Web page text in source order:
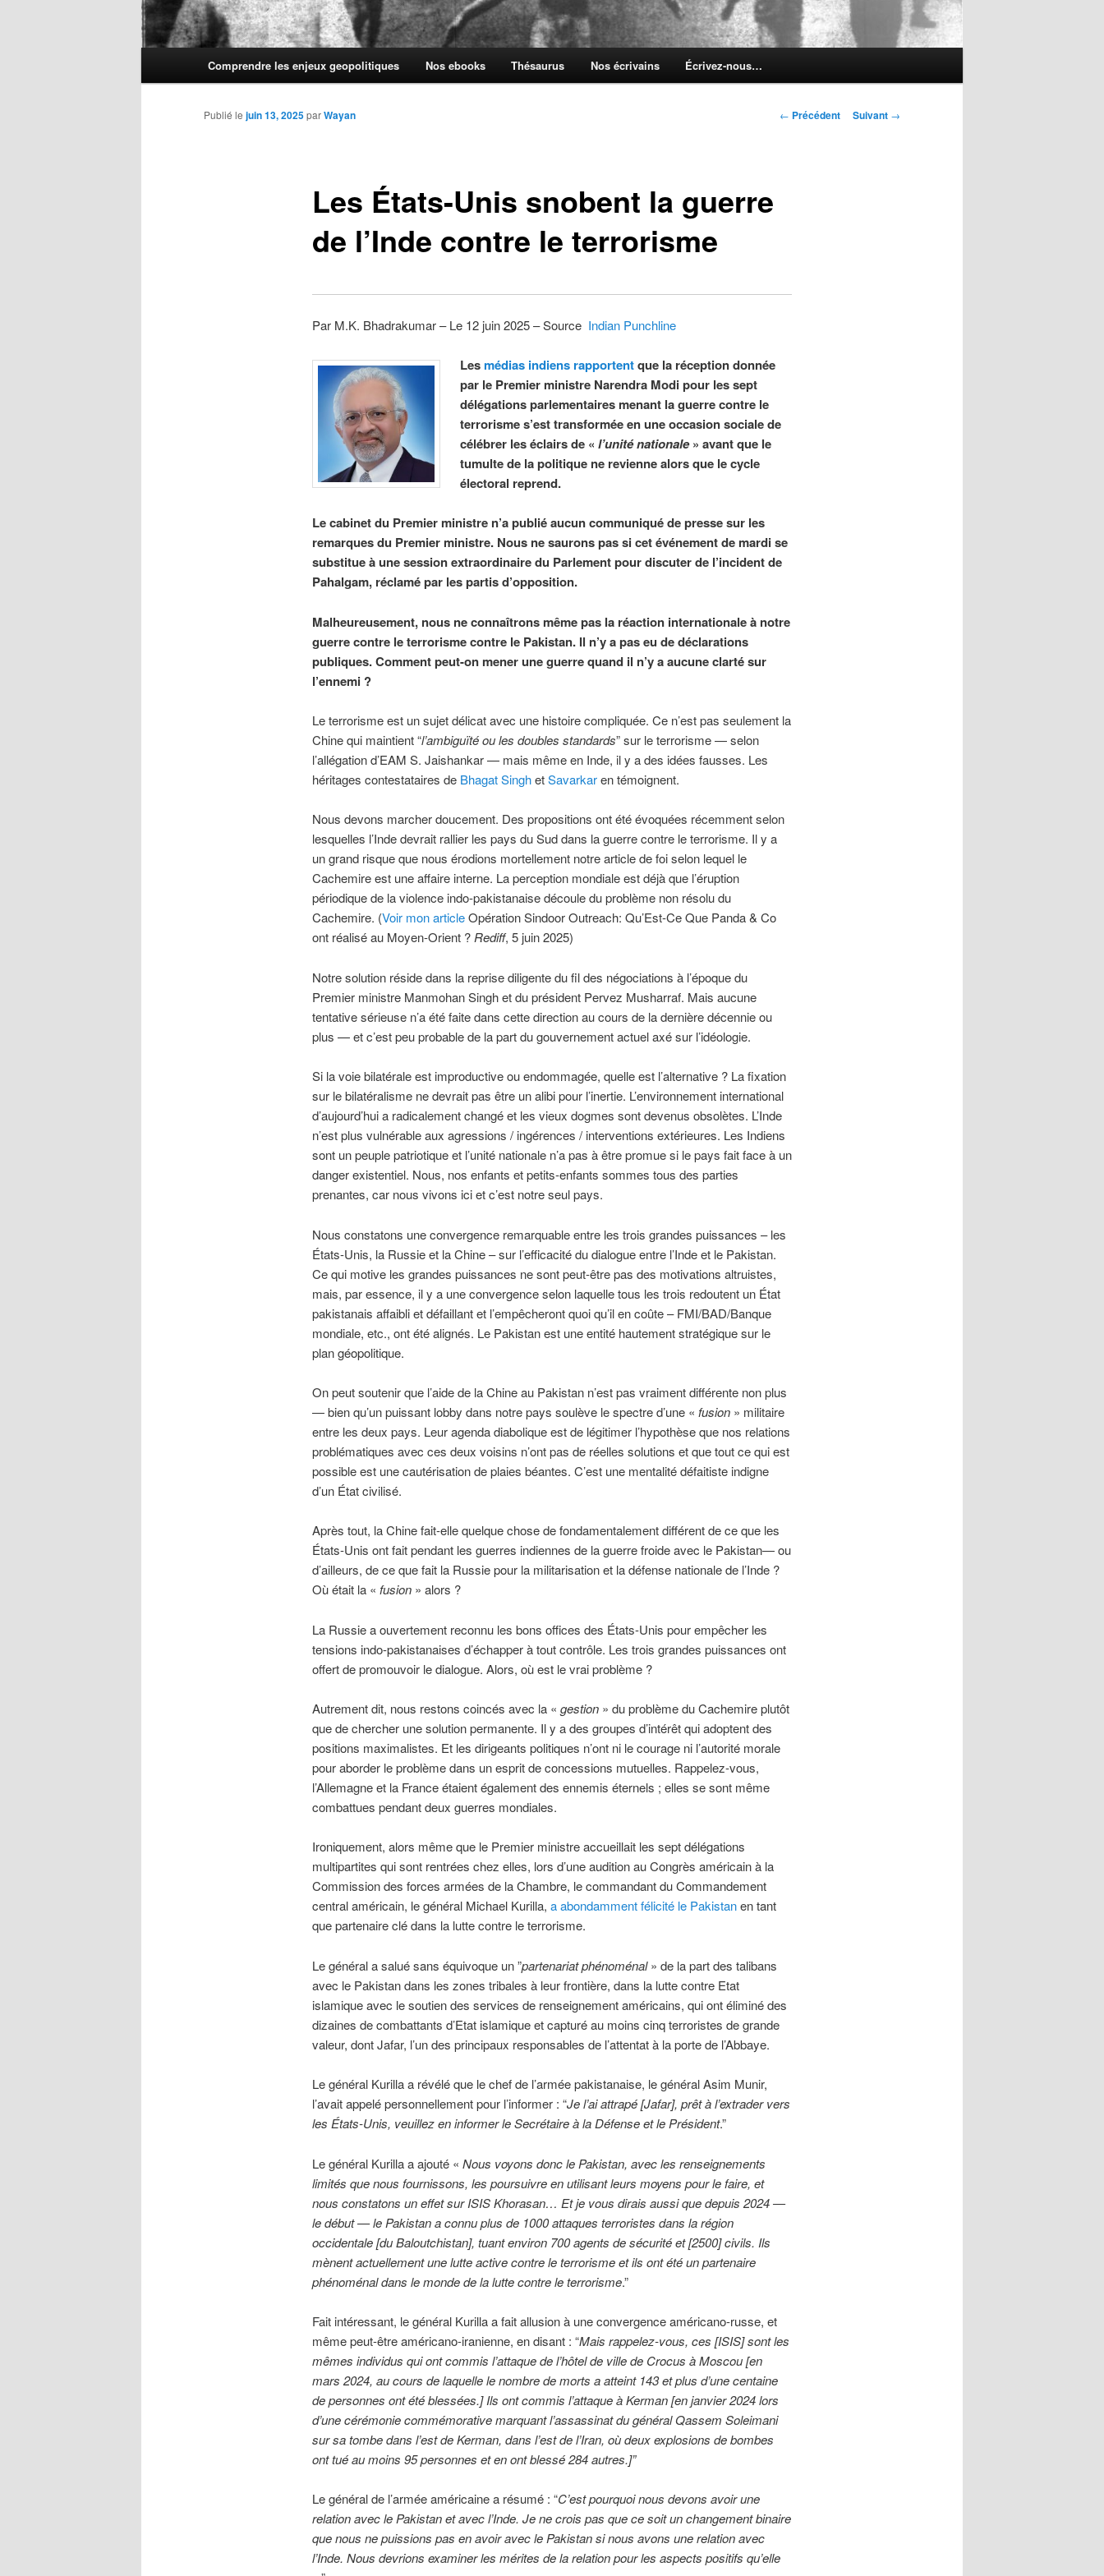
Comprendre les enjeux geopolitiques Nos ebooks Thésaurus Nos écrivains Écrivez-nous…
Navigation
← Précédent Suivant →
Les États-Unis snobent la guerre
de l’Inde contre le terrorisme
Publié le juin 13, 2025parWayan
Par M.K. Bhadrakumar – Le 12 juin 2025 – Source Indian Punchline
Lesmédias indiens rapportentque la réception donnée
par le Premier ministre Narendra Modi pour les sept
délégations parlementaires menant la guerre contre le
terrorisme s’est transformée en une occasion sociale de
célébrer les éclairs de «l’unité nationale» avant que le
tumulte de la politique ne revienne alors que le cycle
électoral reprend.
Le cabinet du Premier ministre n’a publié aucun communiqué de presse sur les
remarques du Premier ministre. Nous ne saurons pas si cet événement de mardi se
substitue à une session extraordinaire du Parlement pour discuter de l’incident de
Pahalgam, réclamé par les partis d’opposition.
Malheureusement, nous ne connaîtrons même pas la réaction internationale à notre
guerre contre le terrorisme contre le Pakistan. Il n’y a pas eu de déclarations
publiques. Comment peut-on mener une guerre quand il n’y a aucune clarté sur
l’ennemi ?
Le terrorisme est un sujet délicat avec une histoire compliquée. Ce n’est pas seulement la
Chine qui maintient “l’ambiguïté ou les doubles standards” sur le terrorisme — selon
l’allégation d’EAM S. Jaishankar — mais même en Inde, il y a des idées fausses. Les
héritages contestataires de Bhagat SinghetSavarkaren témoignent.
Nous devons marcher doucement. Des propositions ont été évoquées récemment selon
lesquelles l’Inde devrait rallier les pays du Sud dans la guerre contre le terrorisme. Il y a
un grand risque que nous érodions mortellement notre article de foi selon lequel le
Cachemire est une affaire interne. La perception mondiale est déjà que l’éruption
périodique de la violence indo-pakistanaise découle du problème non résolu du
Cachemire. (Voir mon articleOpération Sindoor Outreach: Qu’Est-Ce Que Panda & Co
ont réalisé au Moyen-Orient ?Rediff, 5 juin 2025)
Notre solution réside dans la reprise diligente du fil des négociations à l’époque du
Premier ministre Manmohan Singh et du président Pervez Musharraf. Mais aucune
tentative sérieuse n’a été faite dans cette direction au cours de la dernière décennie ou
plus — et c’est peu probable de la part du gouvernement actuel axé sur l’idéologie.
Si la voie bilatérale est improductive ou endommagée, quelle est l’alternative ? La fixation
sur le bilatéralisme ne devrait pas être un alibi pour l’inertie. L’environnement international
d’aujourd’hui a radicalement changé et les vieux dogmes sont devenus obsolètes. L’Inde
n’est plus vulnérable aux agressions / ingérences / interventions extérieures. Les Indiens
sont un peuple patriotique et l’unité nationale n’a pas à être promue si le pays fait face à un
danger existentiel. Nous, nos enfants et petits-enfants sommes tous des parties
prenantes, car nous vivons ici et c’est notre seul pays.
Nous constatons une convergence remarquable entre les trois grandes puissances – les
États-Unis, la Russie et la Chine – sur l’efficacité du dialogue entre l’Inde et le Pakistan.
Ce qui motive les grandes puissances ne sont peut-être pas des motivations altruistes,
mais, par essence, il y a une convergence selon laquelle tous les trois redoutent un État
pakistanais affaibli et défaillant et l’empêcheront quoi qu’il en coûte – FMI/BAD/Banque
mondiale, etc., ont été alignés. Le Pakistan est une entité hautement stratégique sur le
plan géopolitique.
On peut soutenir que l’aide de la Chine au Pakistan n’est pas vraiment différente non plus
— bien qu’un puissant lobby dans notre pays soulève le spectre d’une « fusion» militaire
entre les deux pays. Leur agenda diabolique est de légitimer l’hypothèse que nos relations
problématiques avec ces deux voisins n’ont pas de réelles solutions et que tout ce qui est
possible est une cautérisation de plaies béantes. C’est une mentalité défaitiste indigne
d’un État civilisé.
Après tout, la Chine fait-elle quelque chose de fondamentalement différent de ce que les
États-Unis ont fait pendant les guerres indiennes de la guerre froide avec le Pakistan— ou
d’ailleurs, de ce que fait la Russie pour la militarisation et la défense nationale de l’Inde ?
Où était la « fusion» alors ?
La Russie a ouvertement reconnu les bons offices des États-Unis pour empêcher les
tensions indo-pakistanaises d’échapper à tout contrôle. Les trois grandes puissances ont
offert de promouvoir le dialogue. Alors, où est le vrai problème ?
Autrement dit, nous restons coincés avec la « gestion» du problème du Cachemire plutôt
que de chercher une solution permanente. Il y a des groupes d’intérêt qui adoptent des
positions maximalistes. Et les dirigeants politiques n’ont ni le courage ni l’autorité morale
pour aborder le problème dans un esprit de concessions mutuelles. Rappelez-vous,
l’Allemagne et la France étaient également des ennemis éternels ; elles se sont même
combattues pendant deux guerres mondiales.
Ironiquement, alors même que le Premier ministre accueillait les sept délégations
multipartites qui sont rentrées chez elles, lors d’une audition au Congrès américain à la
Commission des forces armées de la Chambre, le commandant du Commandement
central américain, le général Michael Kurilla, a abondamment félicité le Pakistanen tant
que partenaire clé dans la lutte contre le terrorisme.
Le général a salué sans équivoque un ”partenariat phénoménal» de la part des talibans
avec le Pakistan dans les zones tribales à leur frontière, dans la lutte contre Etat
islamique avec le soutien des services de renseignement américains, qui ont éliminé des
dizaines de combattants d’Etat islamique et capturé au moins cinq terroristes de grande
valeur, dont Jafar, l’un des principaux responsables de l’attentat à la porte de l’Abbaye.
Le général Kurilla a révélé que le chef de l’armée pakistanaise, le général Asim Munir,
l’avait appelé personnellement pour l’informer : “Je l’ai attrapé [Jafar], prêt à l’extrader vers
les États-Unis, veuillez en informer le Secrétaire à la Défense et le Président.”
Le général Kurilla a ajouté « Nous voyons donc le Pakistan, avec les renseignements
limités que nous fournissons, les poursuivre en utilisant leurs moyens pour le faire, et
nous constatons un effet sur ISIS Khorasan… Et je vous dirais aussi que depuis 2024 —
le début — le Pakistan a connu plus de 1000 attaques terroristes dans la région
occidentale [du Baloutchistan], tuant environ 700 agents de sécurité et [2500] civils. Ils
mènent actuellement une lutte active contre le terrorisme et ils ont été un partenaire
phénoménal dans le monde de la lutte contre le terrorisme.”
Fait intéressant, le général Kurilla a fait allusion à une convergence américano-russe, et
même peut-être américano-iranienne, en disant : “Mais rappelez-vous, ces [ISIS] sont les
mêmes individus qui ont commis l’attaque de l’hôtel de ville de Crocus à Moscou [en
mars 2024, au cours de laquelle le nombre de morts a atteint 143 et plus d’une centaine
de personnes ont été blessées.] Ils ont commis l’attaque à Kerman [en janvier 2024 lors
d’une cérémonie commémorative marquant l’assassinat du général Qassem Soleimani
sur sa tombe dans l’est de Kerman, dans l’est de l’Iran, où deux explosions de bombes
ont tué au moins 95 personnes et en ont blessé 284 autres.]”
Le général de l’armée américaine a résumé : “C’est pourquoi nous devons avoir une
relation avec le Pakistan et avec l’Inde. Je ne crois pas que ce soit un changement binaire
que nous ne puissions pas en avoir avec le Pakistan si nous avons une relation avec
l’Inde. Nous devrions examiner les mérites de la relation pour les aspects positifs qu’elle